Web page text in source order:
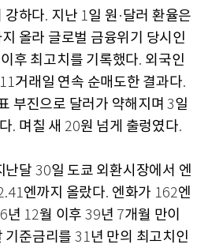
강하다. 지난 1일 원 ·달러 환율은
올라 글로벌 금융위기 당시인
이후 최고치를 기록했다. 외국인
11거래일 연속 순매도한 결과다.
부진으로 달러가 약해지며3일
. 며칠 새 20원 넘게 출렁였다.
난달 30일 도쿄 외환시장에서 엔
엔까지 올랐다. 엔화가 162엔
년 12월 이후 39년 7개월 만이
기준금리를 31년 만의 최고치인